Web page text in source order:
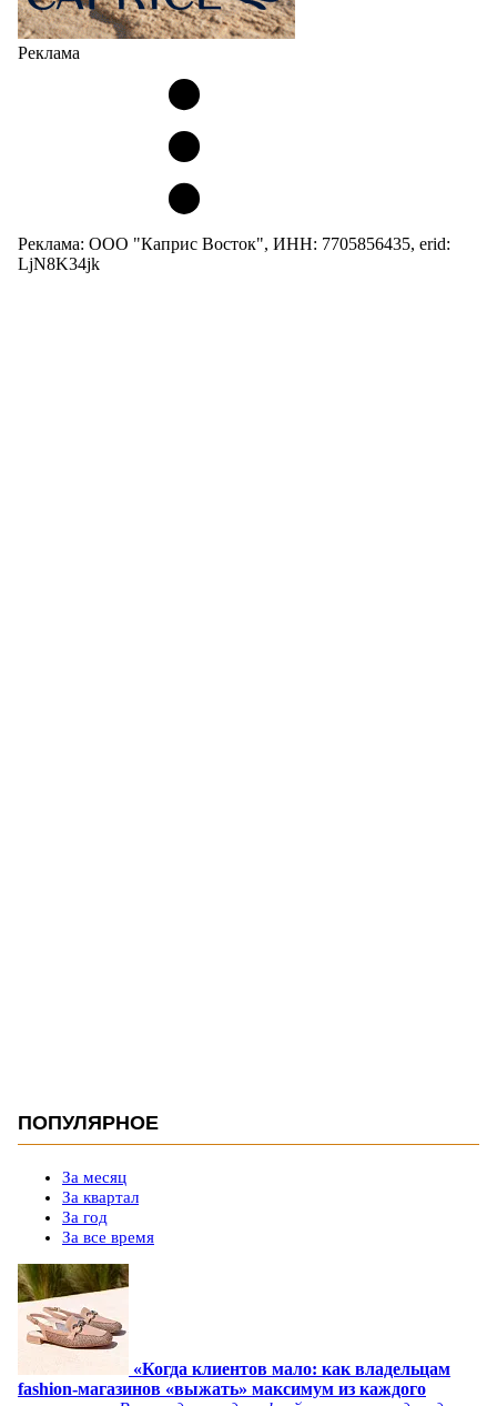
Реклама
Реклама: ООО "Каприс Восток", ИНН: 7705856435, erid:
LjN8K34jk
ПОПУЛЯРНОЕ
За месяц
За квартал
За год
За все время
«Когда клиентов мало: как владельцам
fashion-магазинов «выжать» максимум из каждого